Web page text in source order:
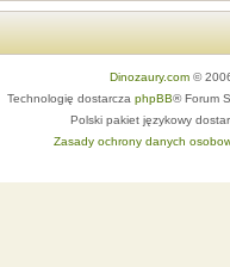
Dinozaury.com©
Technologię dostarcza phpBB® Forum
Polski pakiet językowy
Zasady ochrony danych